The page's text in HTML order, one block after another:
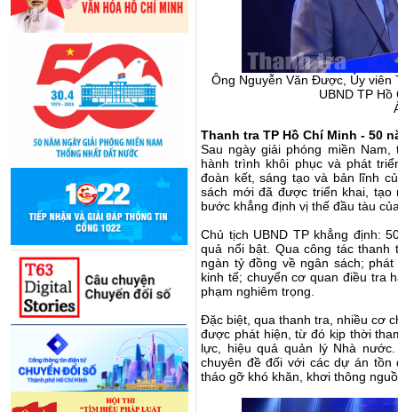
Ông Nguyễn Văn Được, Ủy
UBND TP
Thanh tra TP Hồ Chí Minh - 50
Sau ngày giải phóng miền
hành trình khôi phục và phát
đoàn kết, sáng tạo và bản lĩnh
sách mới đã được triển khai,
bước khẳng định vị thế đầu tàu
Chủ tịch UBND TP khẳng định:
quả nổi bật. Qua công tác
ngàn tỷ đồng về ngân sách;
kinh tế; chuyển cơ quan điều tra
phạm nghiêm trọng.
Đặc biệt, qua thanh tra, nhiều cơ
được phát hiện, từ đó kịp thời
lực, hiệu quả quản lý Nhà
chuyên đề đối với các dự án
tháo gỡ khó khăn, khơi thông